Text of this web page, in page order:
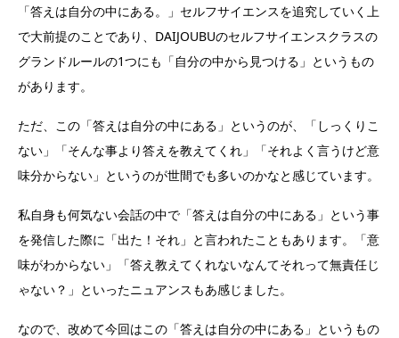
「答えは自分の中にある。」セルフサイエンスを追究していく上
で大前提のことであり、DAIJOUBUのセルフサイエンスクラスの
グランドルールの1つにも「自分の中から見つける」というもの
があります。
ただ、この「答えは自分の中にある」というのが、「しっくりこ
ない」「そんな事より答えを教えてくれ」「それよく言うけど意
味分からない」というのが世間でも多いのかなと感じています。
私自身も何気ない会話の中で「答えは自分の中にある」という事
を発信した際に「出た！それ」と言われたこともあります。「意
味がわからない」「答え教えてくれないなんてそれって無責任じ
ゃない？」といったニュアンスもあ感じました。
なので、改めて今回はこの「答えは自分の中にある」というもの